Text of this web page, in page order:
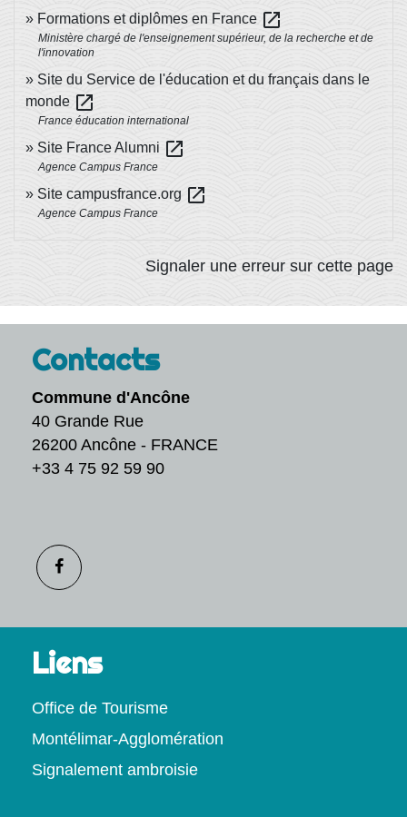
Formations et diplômes en France open_in_new
Ministère chargé de l'enseignement supérieur, de la recherche et de
l'innovation
Site du Service de l'éducation et du français dans le
monde open_in_new
France éducation international
Site France Alumni open_in_new
Agence Campus France
Site campusfrance.org open_in_new
Agence Campus France
Signaler une erreur sur cette page
Contacts
Commune d'Ancône
40 Grande Rue
26200 Ancône - FRANCE
+33 4 75 92 59 90
Liens
Office de Tourisme
Montélimar-Agglomération
Signalement ambroisie